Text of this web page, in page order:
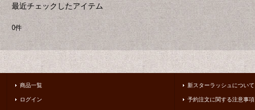
最近チェックしたアイテム
0件
商品一覧
ログイン
新スターラッシュについて
予約注文に関する注意事項